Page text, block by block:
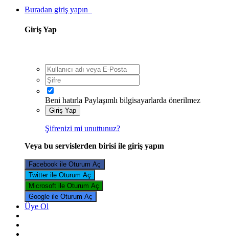
Buradan giriş yapın
Giriş Yap
Beni hatırla Paylaşımlı bilgisayarlarda önerilmez
Giriş Yap
Şifrenizi mi unuttunuz?
Veya bu servislerden birisi ile giriş yapın
Facebook ile Oturum Aç
Twitter ile Oturum Aç
Microsoft ile Oturum Aç
Google ile Oturum Aç
Üye Ol